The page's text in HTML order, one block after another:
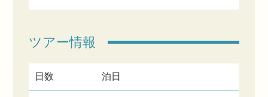
ツアー情報
日数 泊日